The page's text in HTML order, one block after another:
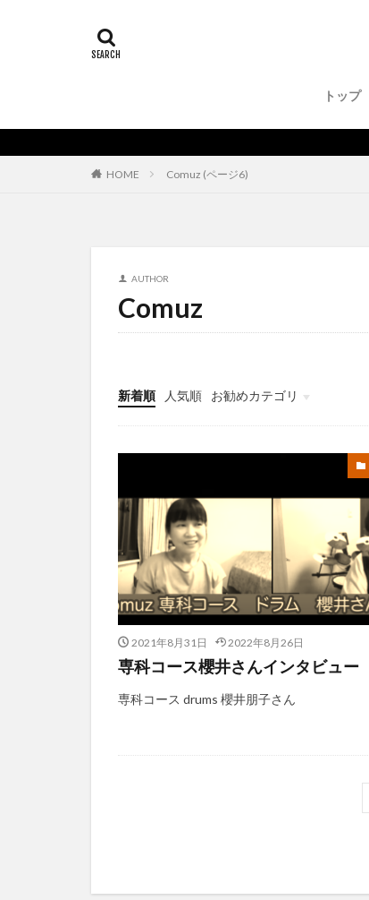
トップ
HOME Comuz (ページ6)
AUTHOR
Comuz
新着順 人気順
お勧めカテゴリ
未分類
2021年8月31日 2022年8月26日
専科コース櫻井さんインタビュー
専科コース drums 櫻井朋子さん